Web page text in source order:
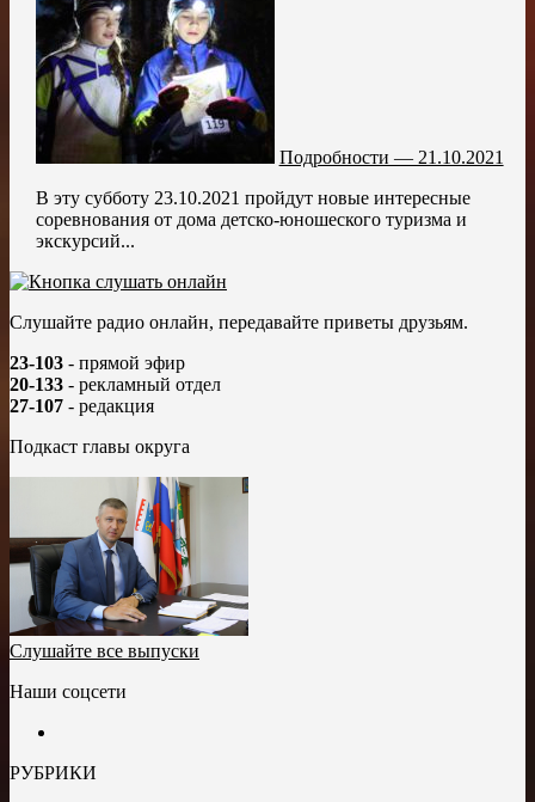
Подробности — 21.10.2021
В эту субботу 23.10.2021 пройдут новые интересные
соревнования от дома детско-юношеского туризма и
экскурсий...
Слушайте радио онлайн, передавайте приветы друзьям.
23-103 - прямой эфир
20-133 - рекламный отдел
27-107 - редакция
Подкаст главы округа
Слушайте все выпуски
Наши соцсети
РУБРИКИ